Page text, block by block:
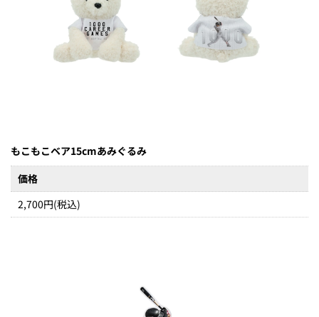
もこもこベア15cmあみぐるみ
価格
2,700円(税込)